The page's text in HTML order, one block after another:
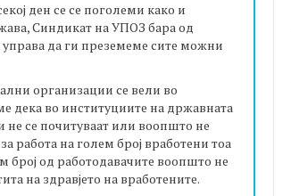
ден се сe поголеми како и
Синдикат на УПОЗ бара од
да ги преземеме сите можни
организации се вели во
дека во институциите на државната
се почитуваат или воопшто не
работа на голем број вработени тоа
број од работодавачите воопшто не
на здравјето на вработените.